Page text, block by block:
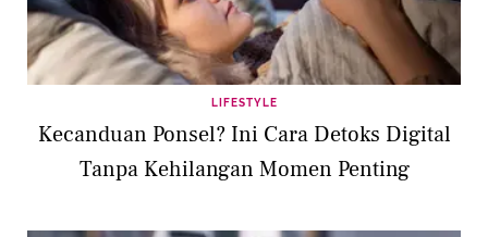
LIFESTYLE
Kecanduan Ponsel? Ini Cara Detoks Digital
Tanpa Kehilangan Momen Penting